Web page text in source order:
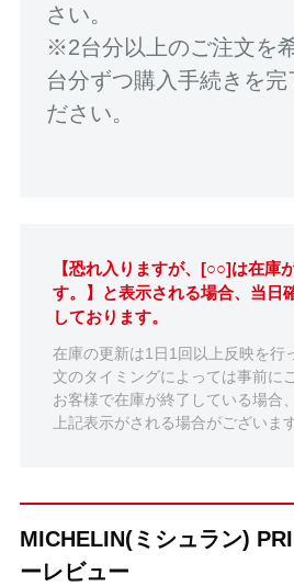
さい。
※2台分以上のご注文を
台分ずつ購入手続きを完
ださい。
【恐れ入りますが、[○○]は在庫
す。】と表示される場合、当日
しております。
在庫の更新は1日1回以上反映を行
文のタイミングによっては事前に
お客様で在庫が終了している場合
上記表示がされる場合がございま
MICHELIN(ミシュラン)
ーレビュー